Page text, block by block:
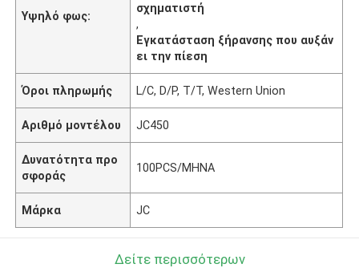
Υψηλό φως:
σχηματιστή
,
Εγκατάσταση ξήρανσης που αυξάν
ει την πίεση
Όροι πληρωμής L/C, D/P, T/T, Western Union
Αριθμό μοντέλου JC450
Δυνατότητα προ
σφοράς
100PCS/ΜΗΝΑ
Μάρκα JC
Δείτε περισσότερων